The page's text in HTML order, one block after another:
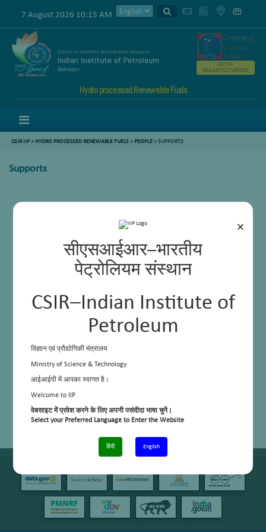
×
सीएसआईआर–भारतीय
पेट्रोलियम संस्थान
CSIR–Indian Institute of
Petroleum
विज्ञान एवं प्रौद्योगिकी मंत्रालय
Ministry of Science & Technology
आईआईपी में आपका स्वागत है।
Welcome to IIP
वेबसाइट में प्रवेश करने के लिए अपनी पसंदीदा भाषा चुनें।
Select your Preferred Language to Enter the Website
हिंदी English
7 August 2026 10:15 AM
Hydro processed Renewable Fuels
GSTIN
05AAATC2716R2ZK
CSIR IIP> HYDRO PROCESSED RENEWABLE FUELS> PEOPLE> SUPPORTS
Supports